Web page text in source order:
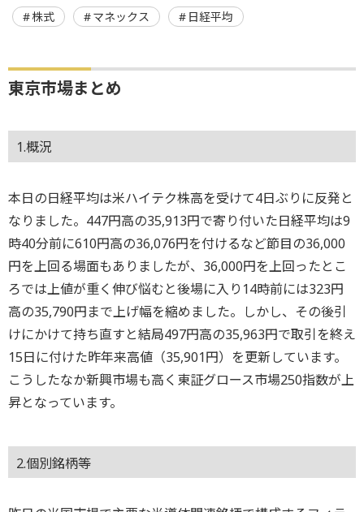
株式 マネックス 日経平均
東京市場まとめ
1.概況
本日の日経平均は米ハイテク株高を受けて4日ぶりに反発と
なりました。447円高の35,913円で寄り付いた日経平均は9
時40分前に610円高の36,076円を付けるなど節目の36,000
円を上回る場面もありましたが、36,000円を上回ったとこ
ろでは上値が重く伸び悩むと後場に入り14時前には323円
高の35,790円まで上げ幅を縮めました。しかし、その後引
けにかけて持ち直すと結局497円高の35,963円で取引を終え
15日に付けた昨年来高値（35,901円）を更新しています。
こうしたなか新興市場も高く東証グロース市場250指数が上
昇となっています。
2.個別銘柄等